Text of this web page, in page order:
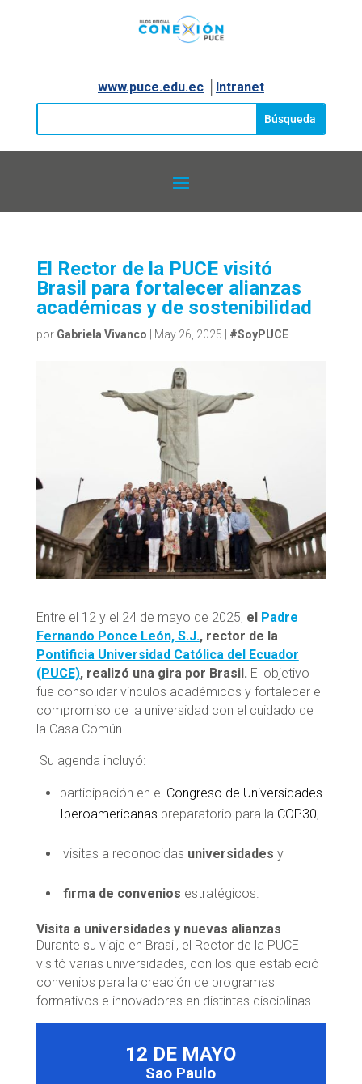
www.puce.edu.ec│ Intranet
El Rector de la PUCE visitó
Brasil para fortalecer alianzas
académicas y de sostenibilidad
por Gabriela Vivanco May 26, 2025 #SoyPUCE
Entre el 12 y el 24 de mayo de 2025, el
Padre
Fernando Ponce León, S.J., rector de la
Pontificia Universidad Católica del Ecuador
(PUCE), realizó una gira por Brasil. El objetivo
fue consolidar vínculos académicos y fortalecer el
compromiso de la universidad con el cuidado de
la Casa Común.
Su agenda incluyó:
participación en el Congreso de Universidades
Iberoamericanas preparatorio para la COP30,
visitas a reconocidas universidades y
firma de convenios estratégicos.
Visita a universidades y nuevas alianzas
Durante su viaje en Brasil, el Rector de la PUCE
visitó varias universidades, con los que estableció
convenios para la creación de programas
formativos e innovadores en distintas disciplinas.
12 DE MAYO
Sao Paulo